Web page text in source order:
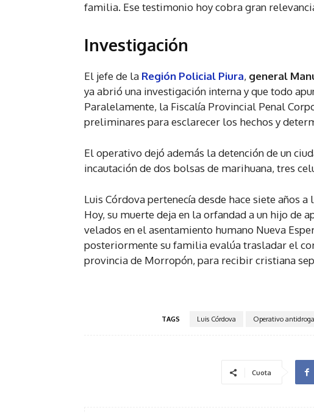
familia. Ese testimonio hoy cobra gran
Investigación
El jefe de la Región Policial Piura, general
ya abrió una investigación interna y que todo
Paralelamente, la Fiscalía Provincial Penal
preliminares para esclarecer los hechos y
El operativo dejó además la detención de un
incautación de dos bolsas de marihuana, tres
Luis Córdova pertenecía desde hace siete años
Hoy, su muerte deja en la orfandad a un hijo de
velados en el asentamiento humano Nueva
posteriormente su familia evalúa trasladar el
provincia de Morropón, para recibir cristiana
TAGS Luis Córdova Operativo
Cuota